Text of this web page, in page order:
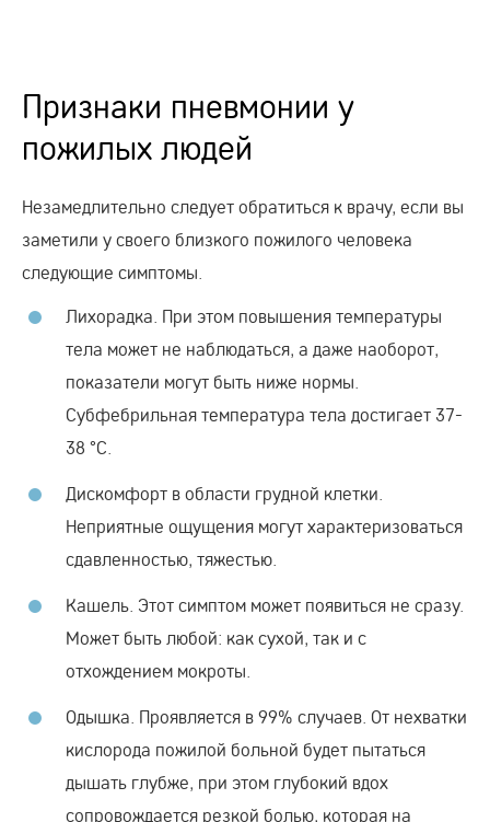
Признаки пневмонии у
пожилых людей
Незамедлительно следует обратиться к врачу, если вы
заметили у своего близкого пожилого человека
следующие симптомы.
Лихорадка. При этом повышения температуры
тела может не наблюдаться, а даже наоборот,
показатели могут быть ниже нормы.
Субфебрильная температура тела достигает 37-
38 °С.
Дискомфорт в области грудной клетки.
Неприятные ощущения могут характеризоваться
сдавленностью, тяжестью.
Кашель. Этот симптом может появиться не сразу.
Может быть любой: как сухой, так и с
отхождением мокроты.
Одышка. Проявляется в 99% случаев. От нехватки
кислорода пожилой больной будет пытаться
дышать глубже, при этом глубокий вдох
сопровождается резкой болью, которая на